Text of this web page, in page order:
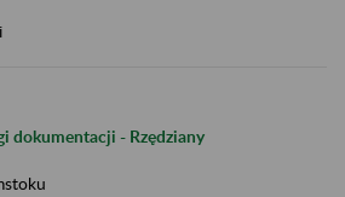
dokumentacji - Rzędziany